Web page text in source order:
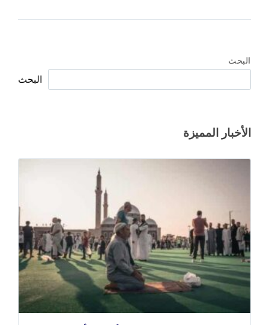
البحث
البحث
الأخبار المميزة